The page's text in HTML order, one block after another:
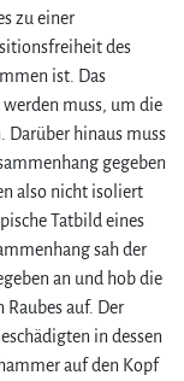
zu einer
des
ist. Das
muss, um die
Darüber hinaus muss
gegeben
also nicht isoliert
Tatbild eines
sah der
an und hob die
auf. Der
in dessen
auf den Kopf